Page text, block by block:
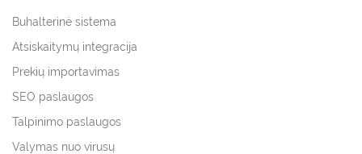
Buhalterinė sistema
Atsiskaitymų integracija
Prekių importavimas
SEO paslaugos
Talpinimo paslaugos
Valymas nuo virusų